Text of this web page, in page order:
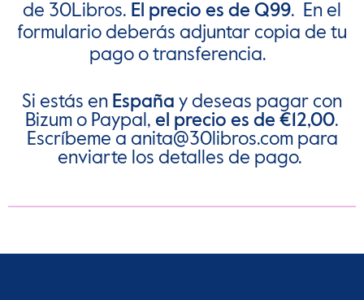
de 30Libros. El precio es de Q99. En el
formulario deberás adjuntar copia de tu
pago o transferencia.
Si estás en España y deseas pagar con
Bizum o Paypal, el precio es de €12,00.
Escríbeme a anita@30libros.compara
enviarte los detalles de pago.